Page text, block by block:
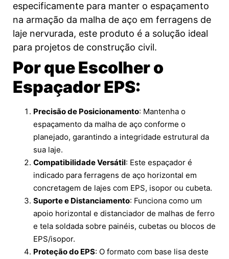
especificamente para manter o espaçamento
na armação da malha de aço em ferragens de
laje nervurada, este produto é a solução ideal
para projetos de construção civil.
Por que Escolher o
Espaçador EPS:
Precisão de Posicionamento: Mantenha o
espaçamento da malha de aço conforme o
planejado, garantindo a integridade estrutural da
sua laje.
Compatibilidade Versátil: Este espaçador é
indicado para ferragens de aço horizontal em
concretagem de lajes com EPS, isopor ou cubeta.
Suporte e Distanciamento: Funciona como um
apoio horizontal e distanciador de malhas de ferro
e tela soldada sobre painéis, cubetas ou blocos de
EPS/isopor.
Proteção do EPS: O formato com base lisa deste